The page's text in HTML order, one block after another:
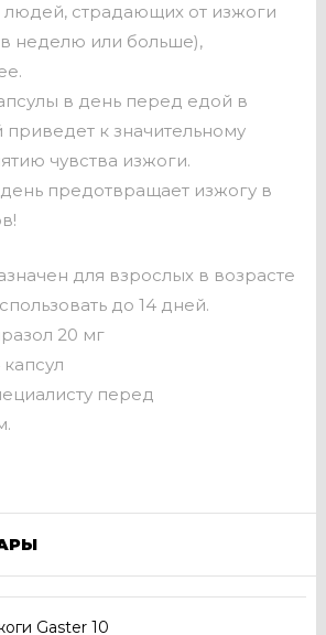
людей, страдающих от изжоги
в неделю или больше),
в день перед едой в
приведет к значительному
чувства изжоги.
предотвращает изжогу в
для взрослых в возрасте
до 14 дней.
20 мг
перед
Gaster 10